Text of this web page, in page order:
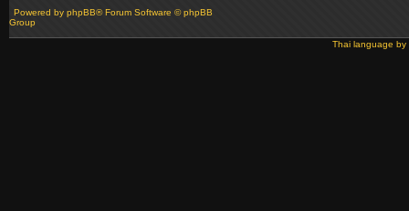
Powered by phpBB® Forum Software © phpBB
Group
Thai language by